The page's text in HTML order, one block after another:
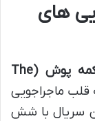
های
معرفی انیمیشن ماجراهای گربه ی چکمه پوش (The
قلب ماجراجویی
سریال با شش